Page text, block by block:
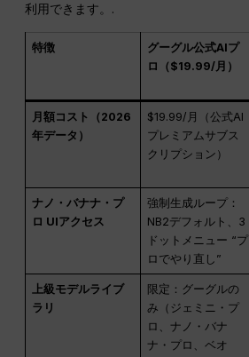
利用できます。.
特徴
グーグル公式AIプ
ロ（$19.99/月）
月額コスト（2026
年データ）
$19.99/月（公式AI
プレミアムサブス
クリプション）
ナノ・バナナ・プ
ロ UIアクセス
強制生成ループ：
NB2デフォルト、3
ドットメニュー “プ
ロでやり直し”
上級モデルライブ
ラリ
限定：グーグルの
み（ジェミニ・プ
ロ、ナノ・バナ
ナ・プロ、ベオ